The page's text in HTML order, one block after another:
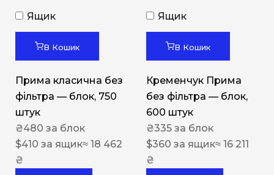
Ящик
В Кошик
Прима класична без
фільтра — блок, 750
штук
₴480 за блок
$410 за ящик≈ 18 462
₴
Ящик
В Кошик
Кременчук Прима
без фільтра — блок,
600 штук
₴335 за блок
$360 за ящик≈ 16 211
₴